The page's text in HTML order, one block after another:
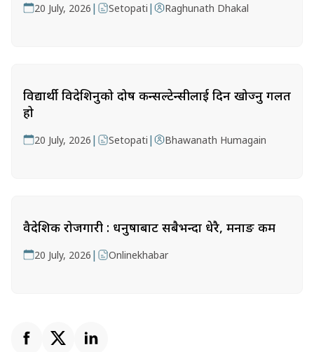
20 July, 2026 | Setopati | Raghunath Dhakal
विद्यार्थी विदेशिनुको दोष कन्सल्टेन्सीलाई दिन खोज्नु गलत
हो
20 July, 2026 | Setopati | Bhawanath Humagain
वैदेशिक रोजगारी : धनुषाबाट सबैभन्दा धेरै, मनाङ कम
20 July, 2026 | Onlinekhabar